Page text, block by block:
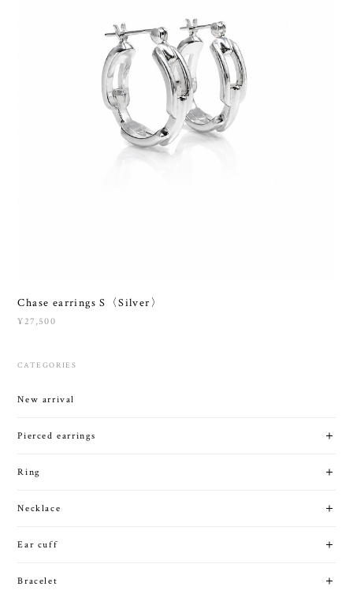
Chase earrings S〈Silver〉
¥27,500
CATEGORIES
New arrival
Pierced earrings
Ring
Necklace
Ear cuff
Bracelet